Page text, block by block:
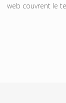
web couvrent le